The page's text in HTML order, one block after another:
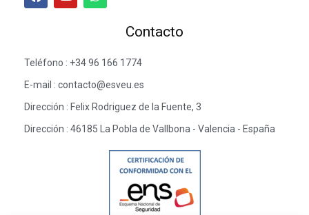
Contacto
Teléfono : +34 96 166 1774
E-mail : contacto@esveu.es
Dirección : Felix Rodriguez de la Fuente, 3
Dirección : 46185 La Pobla de Vallbona - Valencia - España